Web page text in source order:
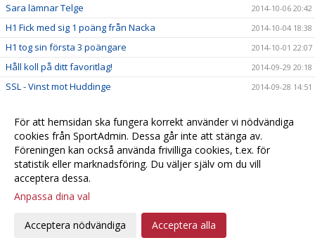
Sara lämnar Telge 2014-10-06 20:42
H1 Fick med sig 1 poäng från Nacka 2014-10-04 18:38
H1 tog sin första 3 poängare 2014-10-01 22:07
Håll koll på ditt favoritlag! 2014-09-29 20:18
SSL - Vinst mot Huddinge 2014-09-28 14:51
Första SSL-segern! 2014-09-22 15:23
Referat från Endre-matchen 2014-09-21 11:41
H1 räckte inte till i premiären förlust 3-6 2014-09-20 16:59
Föreningen behöver en kassör - nu!
Förlust för Telge i SSL premiären
”Vi kommer vara bättre än dem”
För att hemsidan ska fungera korrekt använder vi nödvändiga
cookies från SportAdmin. Dessa går inte att stänga av.
Föreningen kan också använda frivilliga cookies, t.ex. för
statistik eller marknadsföring. Du väljer själv om du vill
acceptera dessa.
Anpassa dina val
Acceptera nödvändiga Acceptera alla